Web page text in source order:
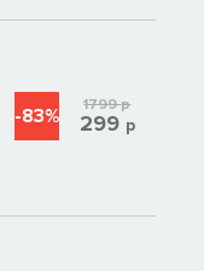
-83% 1799р
299 р